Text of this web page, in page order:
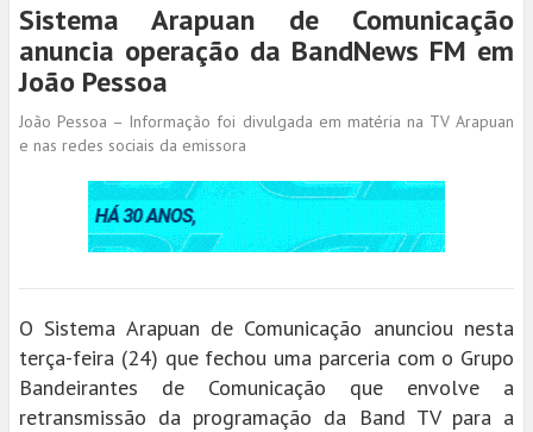
Sistema Arapuan de Comunicação
anuncia operação da BandNews FM em
João Pessoa
João Pessoa – Informação foi divulgada em matéria na TV Arapuan
e nas redes sociais da emissora
O Sistema Arapuan de Comunicação anunciou nesta
terça-feira (24) que fechou uma parceria com o Grupo
Bandeirantes de Comunicação que envolve a
retransmissão da programação da Band TV para a